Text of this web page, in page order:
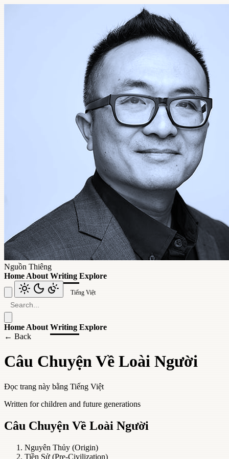
Nguồn Thiêng
Home About Writing Explore
Tiếng Việt
Home About Writing Explore
← Back
Câu Chuyện Về Loài Người
Đọc trang này bằng Tiếng Việt
Written for children and future generations
Câu Chuyện Về Loài Người
Nguyên Thủy (Origin)
Tiền Sử (Pre-Civilization)